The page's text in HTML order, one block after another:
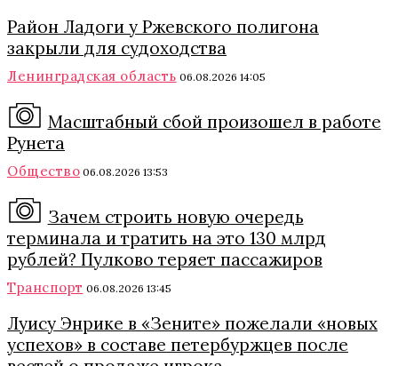
Район Ладоги у Ржевского полигона
закрыли для судоходства
Ленинградская область 06.08.2026 14:05
Масштабный сбой произошел в работе
Рунета
Общество 06.08.2026 13:53
Зачем строить новую очередь
терминала и тратить на это 130 млрд
рублей? Пулково теряет пассажиров
Транспорт 06.08.2026 13:45
Луису Энрике в «Зените» пожелали «новых
успехов» в составе петербуржцев после